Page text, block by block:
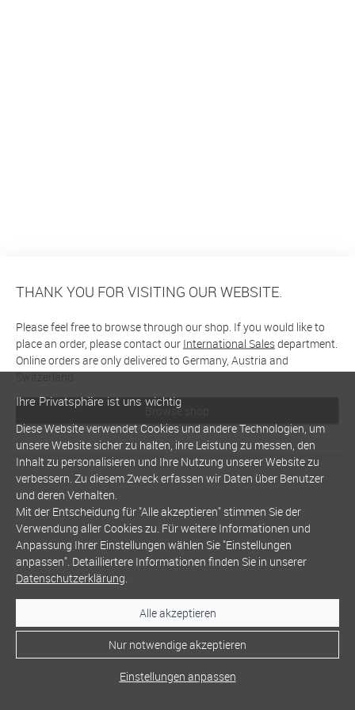
THANK YOU FOR VISITING OUR WEBSITE.
Please feel free to browse through our shop. If you would like to
place an order, please contact our International Salesdepartment.
Online orders are only delivered to Germany, Austria and
Switzerland
Browse shop
Ihre Privatsphäre ist uns wichtig
Diese Website verwendet Cookies und andere Technologien, um
unsere Website sicher zu halten, ihre Leistung zu messen, den
Inhalt zu personalisieren und Ihre Nutzung unserer Website zu
verbessern. Zu diesem Zweck erfassen wir Daten über Benutzer
und deren Verhalten.
Mit der Entscheidung für "Alle akzeptieren" stimmen Sie der
Verwendung aller Cookies zu. Für weitere Informationen und
Anpassung Ihrer Einstellungen wählen Sie "Einstellungen
anpassen". Detailliertere Informationen finden Sie in unserer
Datenschutzerklärung.
Alle akzeptieren
Nur notwendige akzeptieren
Einstellungen anpassen